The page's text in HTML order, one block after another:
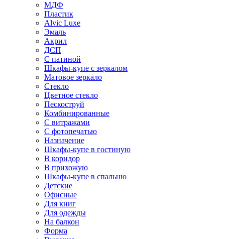
МДФ
Пластик
Alvic Luxe
Эмаль
Акрил
ДСП
С патиной
Шкафы-купе с зеркалом
Матовое зеркало
Стекло
Цветное стекло
Пескоструй
Комбинированные
С витражами
С фотопечатью
Назначение
Шкафы-купе в гостиную
В коридор
В прихожую
Шкафы-купе в спальню
Детские
Офисные
Для книг
Для одежды
На балкон
Форма